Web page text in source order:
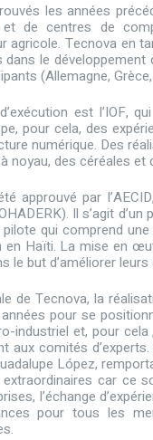
les années
de centres de
Tecnova en
le
(Allemagne,
est l’IOF,
pour cela, des
numérique. Des
noyau, des céréales
approuvé par
Il s’agit
qui comprend
Haïti. La mise en
le but d’améliorer
de Tecnova, la
pour se
industriel et, pour
aux comités
López,
car ce
l’échange
pour tous les